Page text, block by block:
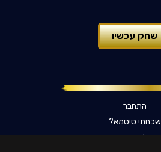
שחק עכשיו
התחבר
שכחתי סיסמא‫?‬
שאלות נפוצות